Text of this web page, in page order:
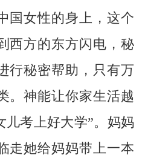
国女性的身上，这个
西方的东方闪电，秘
行秘密帮助，只有万
。神能让你家生活越
儿考上好大学”。妈妈
走她给妈妈带上一本